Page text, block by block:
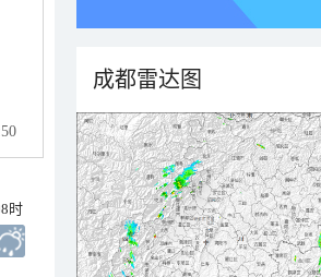
时
成都雷达图